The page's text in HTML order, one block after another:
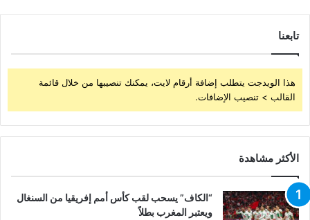
تابعنا
هذا الويدجت يتطلب إضافة أرقام لايت، يمكنك تنصيبها من خلال قائمة
القالب > تنصيب الإضافات.
الأكثر مشاهدة
“الكاف” يسحب لقب كأس أمم إفريقيا من السنغال
ويعتبر المغرب بطلاً